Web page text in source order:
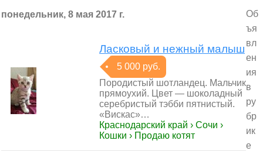
понедельник, 8 мая 2017 г.
Ласковый и нежный малыш
5 000 руб.
Породистый шотландец. Мальчик
прямоухий. Цвет — шоколадный
серебристый тэбби пятнистый.
«Вискас»…
Краснодарский край › Сочи ›
Кошки › Продаю котят
Об
ъя
вл
ен
ия
в
ру
бр
ик
е